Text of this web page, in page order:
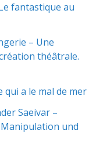
fantastique au
– Une
théâtrale.
qui a le mal de mer
Saeivar​​ –
und